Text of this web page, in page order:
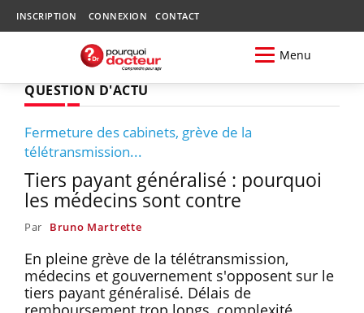
INSCRIPTION CONNEXION CONTACT
Menu
QUESTION D'ACTU
Fermeture des cabinets, grève de la
télétransmission...
Tiers payant généralisé : pourquoi
les médecins sont contre
Par Bruno Martrette
En pleine grève de la télétransmission,
médecins et gouvernement s'opposent sur le
tiers payant généralisé. Délais de